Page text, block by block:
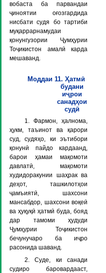
вобаста ба парвандаи
ҷиноятии оғозгардида
нисбати судя бо тартиби
муқаррарнамудаи
қонунгузории Ҷумҳурии
Тоҷикистон амалӣ карда
мешаванд.
Моддаи 11. Ҳатмӣ
будани
иҷрои
санадҳои
судӣ
1. Фармон, ҳалнома,
ҳукм, таъинот ва қарори
суд, судяҳо, ки эътибори
қонунӣ пайдо кардаанд,
барои ҳамаи мақомоти
давлатӣ, мақомоти
худидоракунии шаҳрак ва
деҳот, ташкилотҳои
ҷамъиятӣ, шахсони
мансабдор, шахсони воқеӣ
ва ҳуқуқӣ ҳатмӣ буда, бояд
дар тамоми ҳудуди
Ҷумҳурии Тоҷикистон
бечунучаро ба иҷро
расонида шаванд.
2. Суде, ки санади
судиро баровардааст,